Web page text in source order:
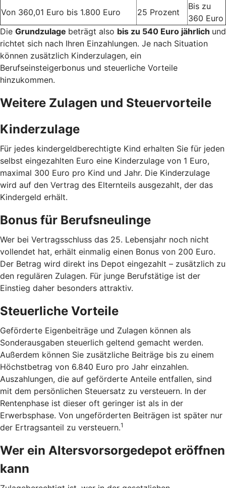
Von 360,01 Euro bis 1.800 Euro
25 Prozent
Bis zu
360 Euro
Die Grundzulage beträgt also bis zu 540 Euro jährlich und
richtet sich nach Ihren Einzahlungen. Je nach Situation
können zusätzlich Kinderzulagen, ein
Berufseinsteigerbonus und steuerliche Vorteile
hinzukommen.
Weitere Zulagen und Steuervorteile
Kinderzulage
Für jedes kindergeldberechtigte Kind erhalten Sie für jeden
selbst eingezahlten Euro eine Kinderzulage von 1 Euro,
maximal 300 Euro pro Kind und Jahr. Die Kinderzulage
wird auf den Vertrag des Elternteils ausgezahlt, der das
Kindergeld erhält.
Bonus für Berufsneulinge
Wer bei Vertragsschluss das 25. Lebensjahr noch nicht
vollendet hat, erhält einmalig einen Bonus von 200 Euro.
Der Betrag wird direkt ins Depot eingezahlt – zusätzlich zu
den regulären Zulagen. Für junge Berufstätige ist der
Einstieg daher besonders attraktiv.
Steuerliche Vorteile
Geförderte Eigenbeiträge und Zulagen können als
Sonderausgaben steuerlich geltend gemacht werden.
Außerdem können Sie zusätzliche Beiträge bis zu einem
Höchstbetrag von 6.840 Euro pro Jahr einzahlen.
Auszahlungen, die auf geförderte Anteile entfallen, sind
mit dem persönlichen Steuersatz zu versteuern. In der
Rentenphase ist dieser oft geringer ist als in der
Erwerbsphase. Von ungeförderten Beiträgen ist später nur
der Ertragsanteil zu versteuern.1
Wer ein Altersvorsorgedepot eröffnen
kann